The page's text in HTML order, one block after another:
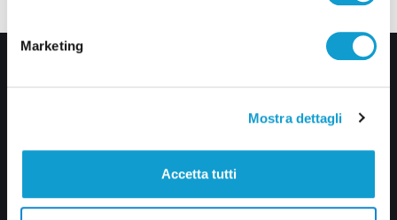
Marketing
Mostra dettagli
Accetta tutti
0735 367514